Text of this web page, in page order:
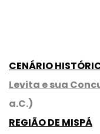
CENÁRIO
Levita e sua
a.C.)
REGIÃO DE MISPÁ